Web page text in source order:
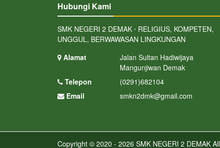
Hubungi Kami
SMK NEGERI 2 DEMAK ⋅ RELIGIUS, KOMPETEN,
UNGGUL, BERWAWASAN LINGKUNGAN
Alamat
Jalan Sultan Hadiwijaya
Mangunjiwan Demak
Telepon
(0291)682104
Email
smkn2dmk@gmail.com
Copyright © 2020 - 2026 SMK NEGERI 2 DEMAK